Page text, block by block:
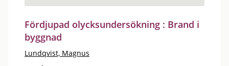
Fördjupad olycksundersökning : Brand i
byggnad
Lundqvist, Magnus